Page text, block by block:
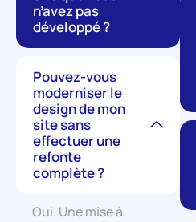
n’avez pas
développé ?
Pouvez-vous
moderniser le
design de mon
site sans
effectuer une
refonte
complète ?
Oui. Une mise à